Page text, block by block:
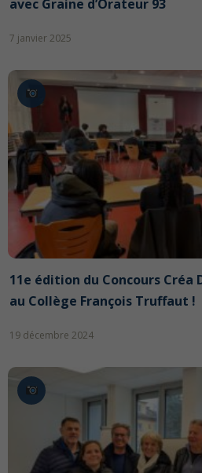
avec Graine d’Orateur 93
7 janvier 2025
11e édition du Concours Créa
au Collège François Truffaut !
19 décembre 2024